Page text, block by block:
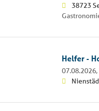
38723
Helfer -
07.08.2026,